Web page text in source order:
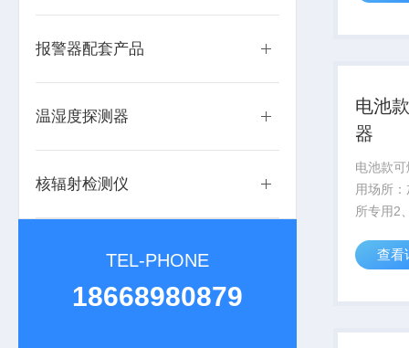
报警器配套产品
温湿度探测器
核辐射检测仪
TEL-PHONE
18668980879
丰富多
电池
器
电池款
用场所
所专用2
2年，使
底部采
查看